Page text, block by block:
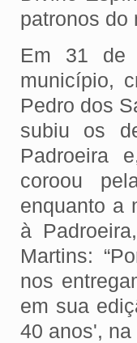
patronos do
Em 31 de
município,
Pedro dos
subiu os
Padroeira
coroou
enquanto a
à
Martins:
nos
em sua
40 anos', na